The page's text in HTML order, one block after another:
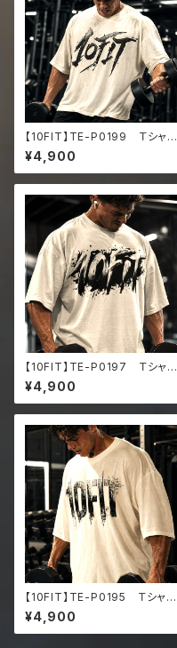
【10FIT】TE-P0199 Ｔシャ
ツ トレーニング 筋トレ 10F
ITアートデザイン Oversize
d faded t-shirt
¥4,900
【10FIT】TE-P0197 Ｔシャ
ツ トレーニング 筋トレ 10F
ITアートデザイン Oversize
d faded t-shirt
¥4,900
【10FIT】TE-P0195 Ｔシャ
ツ トレーニング 筋トレ 10F
ITアートデザイン Oversize
d faded t-shirt
¥4,900